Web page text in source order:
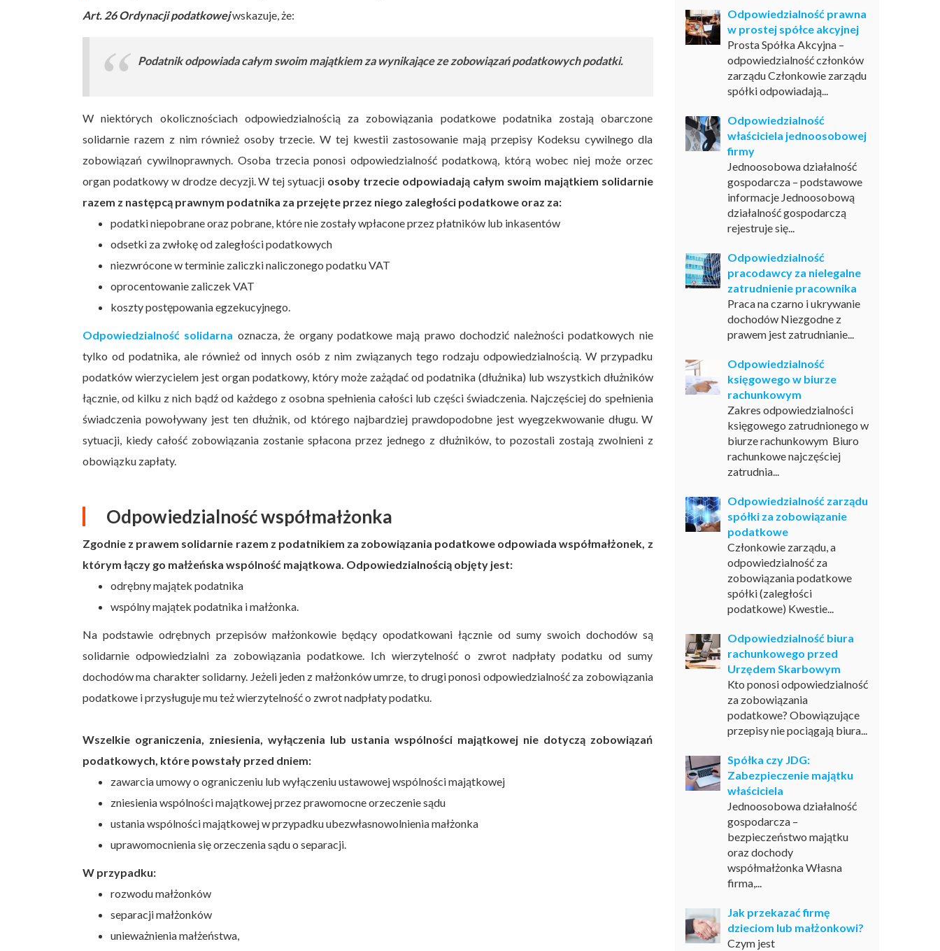
Art. 26 Ordynacji podatkowejwskazuje, że:
Podatnik odpowiada całym swoim majątkiem za wynikające ze zobowiązań podatkowych podatki.
W niektórych okolicznościach odpowiedzialnością za zobowiązania podatkowe podatnika zostają obarczone
solidarnie razem z nim również osoby trzecie. W tej kwestii zastosowanie mają przepisy Kodeksu cywilnego dla
zobowiązań cywilnoprawnych. Osoba trzecia ponosi odpowiedzialność podatkową, którą wobec niej może orzec
organ podatkowy w drodze decyzji. W tej sytuacji osoby trzecie odpowiadają całym swoim majątkiem solidarnie
razem z następcą prawnym podatnika za przejęte przez niego zaległości podatkowe oraz za:
podatki niepobrane oraz pobrane, które nie zostały wpłacone przez płatników lub inkasentów
odsetki za zwłokę od zaległości podatkowych
niezwrócone w terminie zaliczki naliczonego podatku VAT
oprocentowanie zaliczek VAT
koszty postępowania egzekucyjnego.
Odpowiedzialność solidarna oznacza, że organy podatkowe mają prawo dochodzić należności podatkowych nie
tylko od podatnika, ale również od innych osób z nim związanych tego rodzaju odpowiedzialnością. W przypadku
podatków wierzycielem jest organ podatkowy, który może zażądać od podatnika (dłużnika) lub wszystkich dłużników
łącznie, od kilku z nich bądź od każdego z osobna spełnienia całości lub części świadczenia. Najczęściej do spełnienia
świadczenia powoływany jest ten dłużnik, od którego najbardziej prawdopodobne jest wyegzekwowanie długu. W
sytuacji, kiedy całość zobowiązania zostanie spłacona przez jednego z dłużników, to pozostali zostają zwolnieni z
obowiązku zapłaty.
Odpowiedzialność współmałżonka
Zgodnie z prawem solidarnie razem z podatnikiem za zobowiązania podatkowe odpowiada współmałżonek, z
którym łączy go małżeńska wspólność majątkowa. Odpowiedzialnością objęty jest:
odrębny majątek podatnika
wspólny majątek podatnika i małżonka.
Na podstawie odrębnych przepisów małżonkowie będący opodatkowani łącznie od sumy swoich dochodów są
solidarnie odpowiedzialni za zobowiązania podatkowe. Ich wierzytelność o zwrot nadpłaty podatku od sumy
dochodów ma charakter solidarny. Jeżeli jeden z małżonków umrze, to drugi ponosi odpowiedzialność za zobowiązania
podatkowe i przysługuje mu też wierzytelność o zwrot nadpłaty podatku.
Wszelkie ograniczenia, zniesienia, wyłączenia lub ustania wspólności majątkowej nie dotyczą zobowiązań
podatkowych, które powstały przed dniem:
zawarcia umowy o ograniczeniu lub wyłączeniu ustawowej wspólności majątkowej
zniesienia wspólności majątkowej przez prawomocne orzeczenie sądu
ustania wspólności majątkowej w przypadku ubezwłasnowolnienia małżonka
uprawomocnienia się orzeczenia sądu o separacji.
W przypadku:
rozwodu małżonków
separacji małżonków
unieważnienia małżeństwa,
Odpowiedzialność prawna
w prostej spółce akcyjnej
Prosta Spółka Akcyjna –
odpowiedzialność członków
zarządu Członkowie zarządu
spółki odpowiadają...
Odpowiedzialność
właściciela jednoosobowej
firmy
Jednoosobowa działalność
gospodarcza – podstawowe
informacje Jednoosobową
działalność gospodarczą
rejestruje się...
Odpowiedzialność
pracodawcy za nielegalne
zatrudnienie pracownika
Praca na czarno i ukrywanie
dochodów Niezgodne z
prawem jest zatrudnianie...
Odpowiedzialność
księgowego w biurze
rachunkowym
Zakres odpowiedzialności
księgowego zatrudnionego w
biurze rachunkowym Biuro
rachunkowe najczęściej
zatrudnia...
Odpowiedzialność zarządu
spółki za zobowiązanie
podatkowe
Członkowie zarządu, a
odpowiedzialność za
zobowiązania podatkowe
spółki (zaległości
podatkowe) Kwestie...
Odpowiedzialność biura
rachunkowego przed
Urzędem Skarbowym
Kto ponosi odpowiedzialność
za zobowiązania
podatkowe? Obowiązujące
przepisy nie pociągają biura...
Spółka czy JDG:
Zabezpieczenie majątku
właściciela
Jednoosobowa działalność
gospodarcza –
bezpieczeństwo majątku
oraz dochody
współmałżonka Własna
firma,...
Jak przekazać firmę
dzieciom lub małżonkowi?
Czym jest